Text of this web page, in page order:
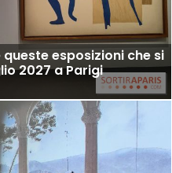
esposizioni che si
2027 a Parigi